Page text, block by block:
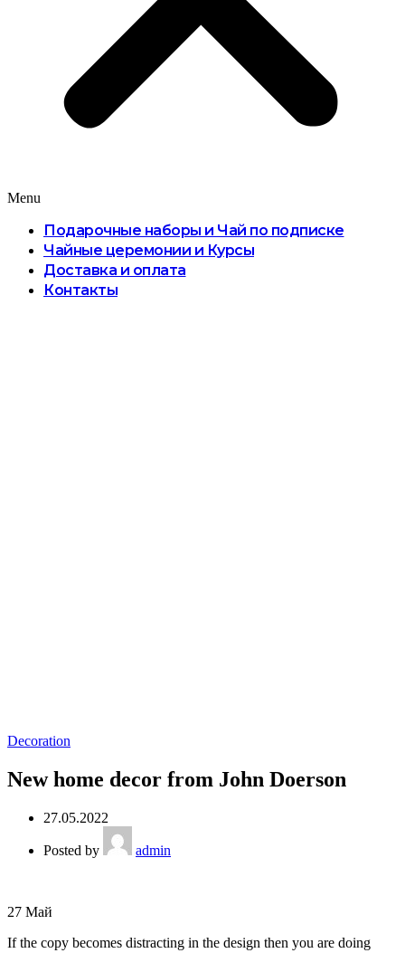
Menu
Подарочные наборы и Чай по подписке
Чайные церемонии и Курсы
Доставка и оплата
Контакты
Decoration
New home decor from John Doerson
27.05.2022
Posted by admin
27 Май
If the copy becomes distracting in the design then you are doing